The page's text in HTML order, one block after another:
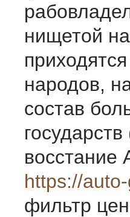
нищетой
народов,
состав
восстание
https://
фильтр